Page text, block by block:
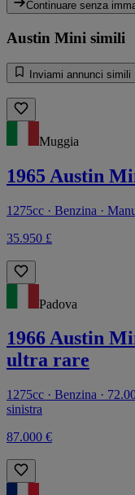
Continuare senza
Austin Mini simili
Inviami annunci simili
Muggia
1965 Austin
1275cc · Benzina ·
35.950 £
Padova
1966 Austin
ultra rare
1275cc · Benzina ·
sinistra
87.000 €